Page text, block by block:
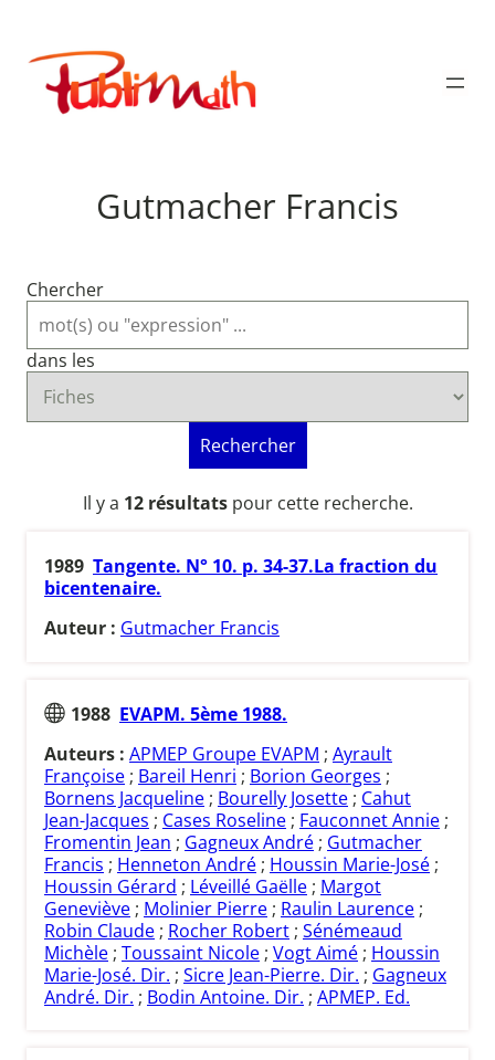
contenu
Publimath
Gutmacher Francis
Chercher
dans les
Rechercher
Il y a 12 résultatspour cette recherche.
1989 Tangente. N° 10. p. 34-37.La fraction du
bicentenaire.
Auteur : Gutmacher Francis
1988 EVAPM. 5ème 1988.
Auteurs : APMEP Groupe EVAPM ; Ayrault
Françoise ; Bareil Henri ; Borion Georges ;
Bornens Jacqueline ; Bourelly Josette ; Cahut
Jean-Jacques ; Cases Roseline ; Fauconnet Annie ;
Fromentin Jean ; Gagneux André ; Gutmacher
Francis ; Henneton André ; Houssin Marie-José ;
Houssin Gérard ; Léveillé Gaëlle ; Margot
Geneviève ; Molinier Pierre ; Raulin Laurence ;
Robin Claude ; Rocher Robert ; Sénémeaud
Michèle ; Toussaint Nicole ; Vogt Aimé ; Houssin
Marie-José. Dir. ; Sicre Jean-Pierre. Dir. ; Gagneux
André. Dir. ; Bodin Antoine. Dir. ; APMEP. Ed.